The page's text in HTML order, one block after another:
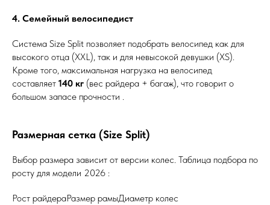
4. Семейный велосипедист
Система Size Split позволяет подобрать велосипед как для
высокого отца (XXL), так и для невысокой девушки (XS).
Кроме того, максимальная нагрузка на велосипед
составляет 140 кг (вес райдера + багаж), что говорит о
большом запасе прочности .
Размерная сетка (Size Split)
Выбор размера зависит от версии колес. Таблица подбора по
росту для модели 2026 :
Рост райдераРазмер рамыДиаметр колес